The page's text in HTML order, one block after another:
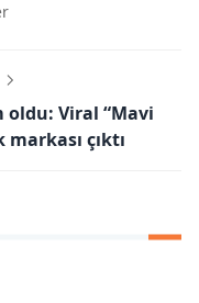
oldu: Viral “Mavi
çıktı